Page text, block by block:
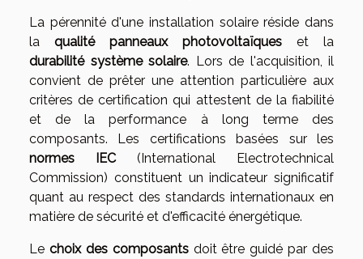
La pérennité d'une installation solaire réside dans
la qualité panneaux photovoltaïques et la
durabilité système solaire. Lors de l'acquisition, il
convient de prêter une attention particulière aux
critères de certification qui attestent de la fiabilité
et de la performance à long terme des
composants. Les certifications basées sur les
normes IEC(International Electrotechnical
Commission) constituent un indicateur significatif
quant au respect des standards internationaux en
matière de sécurité et d'efficacité énergétique.
Le choix des composantsdoit être guidé par des